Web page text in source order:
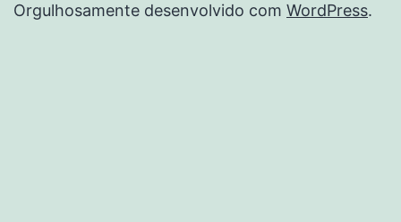
Orgulhosamente desenvolvido com WordPress.